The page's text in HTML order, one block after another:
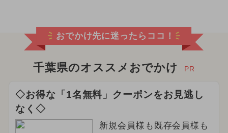
おでかけ先に迷ったらココ！
千葉県のオススメおでかけ PR
◇お得な「1名無料」クーポンをお見逃し
なく◇
新規会員様も既存会員様も